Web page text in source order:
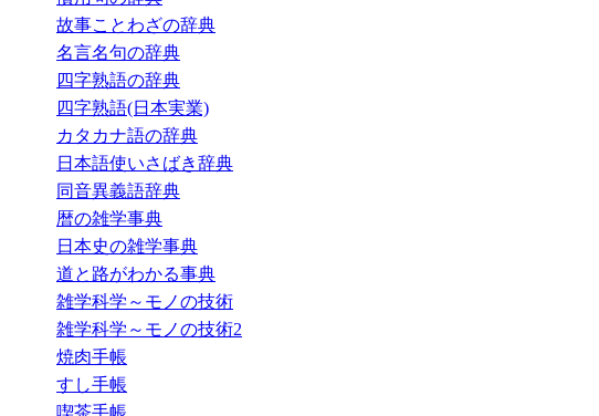
故事ことわざの辞典
名言名句の辞典
四字熟語の辞典
四字熟語(日本実業)
カタカナ語の辞典
日本語使いさばき辞典
同音異義語辞典
暦の雑学事典
日本史の雑学事典
道と路がわかる事典
雑学科学～モノの技術
雑学科学～モノの技術2
焼肉手帳
すし手帳
喫茶手帳